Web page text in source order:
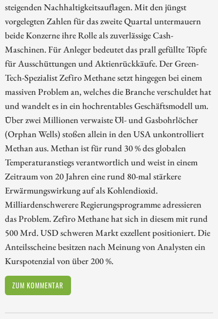
steigenden Nachhaltigkeitsauflagen. Mit den jüngst
vorgelegten Zahlen für das zweite Quartal untermauern
beide Konzerne ihre Rolle als zuverlässige Cash-
Maschinen. Für Anleger bedeutet das prall gefüllte Töpfe
für Ausschüttungen und Aktienrückkäufe. Der Green-
Tech-Spezialist Zefiro Methane setzt hingegen bei einem
massiven Problem an, welches die Branche verschuldet hat
und wandelt es in ein hochrentables Geschäftsmodell um.
Über zwei Millionen verwaiste Öl- und Gasbohrlöcher
(Orphan Wells) stoßen allein in den USA unkontrolliert
Methan aus. Methan ist für rund 30 % des globalen
Temperaturanstiegs verantwortlich und weist in einem
Zeitraum von 20 Jahren eine rund 80-mal stärkere
Erwärmungswirkung auf als Kohlendioxid.
Milliardenschwerere Regierungsprogramme adressieren
das Problem. Zefiro Methane hat sich in diesem mit rund
500 Mrd. USD schweren Markt exzellent positioniert. Die
Anteilsscheine besitzen nach Meinung von Analysten ein
Kurspotenzial von über 200 %.
ZUM KOMMENTAR